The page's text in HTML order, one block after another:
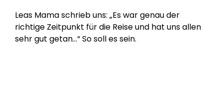
Leas Mama schrieb uns: „Es war genau der
richtige Zeitpunkt für die Reise und hat uns allen
sehr gut getan…“ So soll es sein.